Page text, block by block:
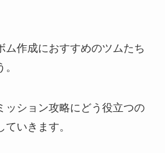
ム作成におすすめのツムたち
ッション攻略にどう役立つの
いきます。